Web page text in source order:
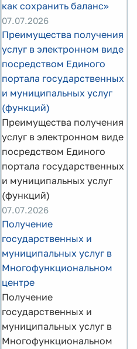
как сохранить баланс»
07.07.2026
Преимущества получения
услуг в электронном виде
посредством Единого
портала государственных
и муниципальных услуг
(функций)
Преимущества получения
услуг в электронном виде
посредством Единого
портала государственных
и муниципальных услуг
(функций)
07.07.2026
Получение
государственных и
муниципальных услуг в
Многофункциональном
центре
Получение
государственных и
муниципальных услуг в
Многофункциональном